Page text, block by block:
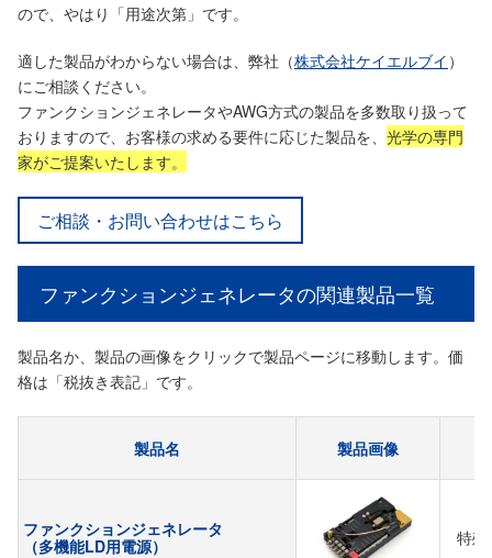
ので、やはり「用途次第」です。
適した製品がわからない場合は、弊社（株式会社ケイエルブイ ）
にご相談ください。
ファンクションジェネレータやAWG方式の製品を多数取り扱って
おりますので、お客様の求める要件に応じた製品を、 光学の専門
家がご提案いたします。
ご相談・お問い合わせはこちら
ファンクションジェネレータの関連製品一覧
製品名か、製品の画像をクリックで製品ページに移動します。価
格は「税抜き表記」です。
製品名 製品画像
ファンクションジェネレータ
（多機能LD用電源）
特殊